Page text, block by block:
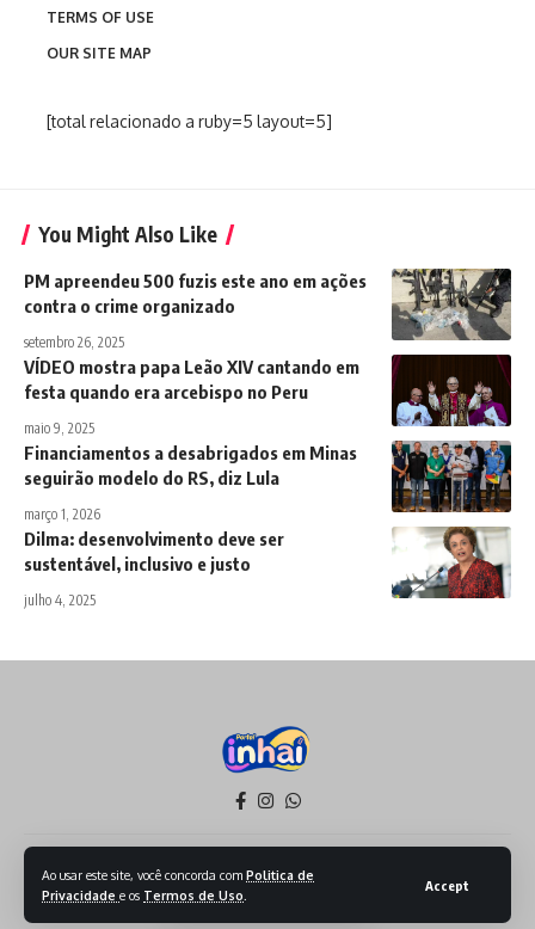
Ao usar este site, você concorda com Politica de
Privacidade e os Termos de Uso
Accept
TERMS OF USE
OUR SITE MAP
[total relacionado a ruby=5 layout=5]
You Might Also Like
PM apreendeu 500 fuzis este ano em ações
contra o crime organizado
setembro 26, 2025
VÍDEO mostra papa Leão XIV cantando em
festa quando era arcebispo no Peru
maio 9, 2025
Financiamentos a desabrigados em Minas
seguirão modelo do RS, diz Lula
março 1, 2026
Dilma: desenvolvimento deve ser
sustentável, inclusivo e justo
julho 4, 2025
Todos os Direitos reservados - 2026 - Produzido por Sept Mídia
Política de Privacidade